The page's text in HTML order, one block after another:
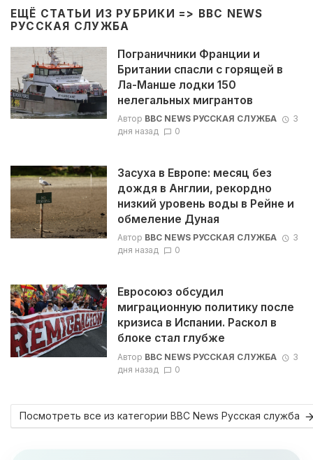
ЕЩЁ СТАТЬИ ИЗ РУБРИКИ => BBC NEWS
РУССКАЯ СЛУЖБА
Пограничники Франции и
Британии спасли с горящей в
Ла-Манше лодки 150
нелегальных мигрантов
Автор BBC NEWS РУССКАЯ СЛУЖБА
3
дня назад
0
Засуха в Европе: месяц без
дождя в Англии, рекордно
низкий уровень воды в Рейне и
обмеление Дуная
Автор BBC NEWS РУССКАЯ СЛУЖБА
3
дня назад
0
Евросоюз обсудил
миграционную политику после
кризиса в Испании. Раскол в
блоке стал глубже
Автор BBC NEWS РУССКАЯ СЛУЖБА
3
дня назад
0
Посмотреть все из категории BBC News Русская служба